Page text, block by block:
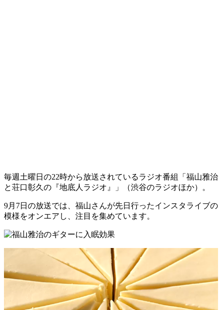
毎週土曜日の22時から放送されているラジオ番組「福山雅治
と荘口彰久の『地底人ラジオ』」（渋谷のラジオほか）。
9月7日の放送では、福山さんが先日行ったインスタライブの
模様をオンエアし、注目を集めています。